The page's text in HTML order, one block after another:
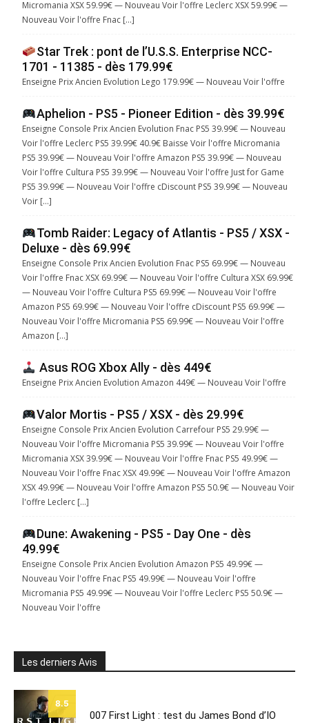
Micromania XSX 59.99€ — Nouveau Voir l'offre Leclerc XSX 59.99€ —
Nouveau Voir l'offre Fnac […]
Star Trek : pont de l’U.S.S. Enterprise NCC-
1701 - 11385 - dès 179.99€
Enseigne Prix Ancien Evolution Lego 179.99€ — Nouveau Voir l'offre
Aphelion - PS5 - Pioneer Edition - dès 39.99€
Enseigne Console Prix Ancien Evolution Fnac PS5 39.99€ — Nouveau
Voir l'offre Leclerc PS5 39.99€ 40.9€ Baisse Voir l'offre Micromania
PS5 39.99€ — Nouveau Voir l'offre Amazon PS5 39.99€ — Nouveau
Voir l'offre Cultura PS5 39.99€ — Nouveau Voir l'offre Just for Game
PS5 39.99€ — Nouveau Voir l'offre cDiscount PS5 39.99€ — Nouveau
Voir […]
Tomb Raider: Legacy of Atlantis - PS5 / XSX -
Deluxe - dès 69.99€
Enseigne Console Prix Ancien Evolution Fnac PS5 69.99€ — Nouveau
Voir l'offre Fnac XSX 69.99€ — Nouveau Voir l'offre Cultura XSX 69.99€
— Nouveau Voir l'offre Cultura PS5 69.99€ — Nouveau Voir l'offre
Amazon PS5 69.99€ — Nouveau Voir l'offre cDiscount PS5 69.99€ —
Nouveau Voir l'offre Micromania PS5 69.99€ — Nouveau Voir l'offre
Amazon […]
Asus ROG Xbox Ally - dès 449€
Enseigne Prix Ancien Evolution Amazon 449€ — Nouveau Voir l'offre
Valor Mortis - PS5 / XSX - dès 29.99€
Enseigne Console Prix Ancien Evolution Carrefour PS5 29.99€ —
Nouveau Voir l'offre Micromania PS5 39.99€ — Nouveau Voir l'offre
Micromania XSX 39.99€ — Nouveau Voir l'offre Fnac PS5 49.99€ —
Nouveau Voir l'offre Fnac XSX 49.99€ — Nouveau Voir l'offre Amazon
XSX 49.99€ — Nouveau Voir l'offre Amazon PS5 50.9€ — Nouveau Voir
l'offre Leclerc […]
Dune: Awakening - PS5 - Day One - dès
49.99€
Enseigne Console Prix Ancien Evolution Amazon PS5 49.99€ —
Nouveau Voir l'offre Fnac PS5 49.99€ — Nouveau Voir l'offre
Micromania PS5 49.99€ — Nouveau Voir l'offre Leclerc PS5 50.9€ —
Nouveau Voir l'offre
Les derniers Avis
8.5
007 First Light : test du James Bond d’IO